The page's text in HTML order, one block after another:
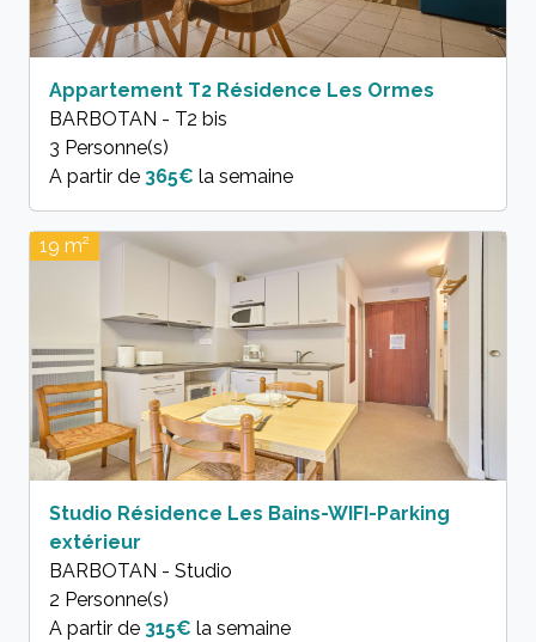
Appartement T2 Résidence Les Ormes
BARBOTAN - T2 bis
3 Personne(s)
A partir de 365€ la semaine
19 m²
Studio Résidence Les Bains-WIFI-Parking
extérieur
BARBOTAN - Studio
2 Personne(s)
A partir de 315€ la semaine